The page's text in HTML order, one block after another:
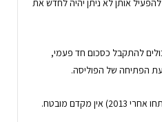
להפעיל אותן לא ניתן יהיה לחדש את
שנצברו עד ינואר 2008 יכולים להתקבל כסכום חד פעמי,
הפתיחה של הפוליסה.
כאמור, בפוליסות החדשות (שנפתחו אחרי 2013) אין מקדם מובטח.